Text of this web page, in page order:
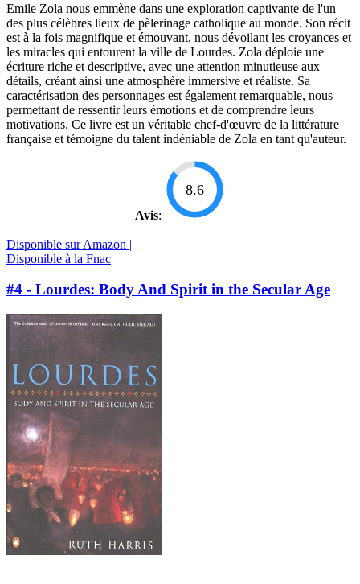
Emile Zola nous emmène dans une exploration captivante de l'un
des plus célèbres lieux de pèlerinage catholique au monde. Son récit
est à la fois magnifique et émouvant, nous dévoilant les croyances et
les miracles qui entourent la ville de Lourdes. Zola déploie une
écriture riche et descriptive, avec une attention minutieuse aux
détails, créant ainsi une atmosphère immersive et réaliste. Sa
caractérisation des personnages est également remarquable, nous
permettant de ressentir leurs émotions et de comprendre leurs
motivations. Ce livre est un véritable chef-d'œuvre de la littérature
française et témoigne du talent indéniable de Zola en tant qu'auteur.
Avis:
8.6
Disponible sur Amazon |
Disponible à la Fnac
#4 - Lourdes: Body And Spirit in the Secular Age